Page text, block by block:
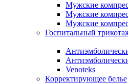
Мужские
Мужские
Мужские
Госпитальный
Venoteks
Корректирующее белье